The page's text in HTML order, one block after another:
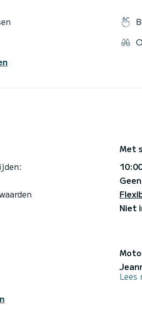
een dagtocht naar de Elafiti-
Met
Niet
Lees